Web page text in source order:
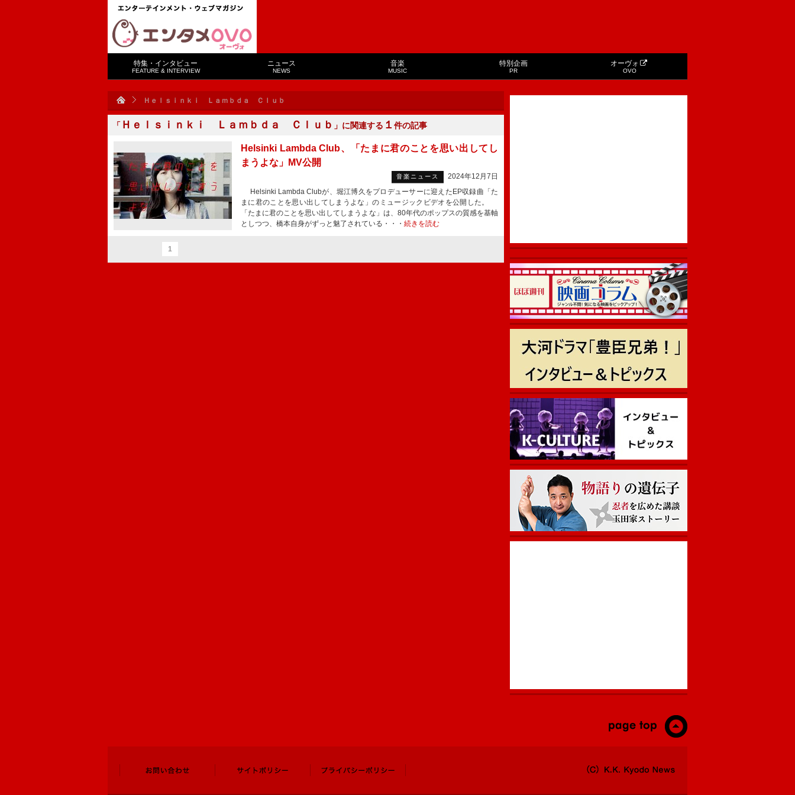
特集・インタビュー
FEATURE & INTERVIEW
ニュース
NEWS
音楽
MUSIC
特別企画
PR
オーヴォ
OVO
Ｈｅｌｓｉｎｋｉ Ｌａｍｂｄａ Ｃｌｕｂ
「 Ｈｅｌｓｉｎｋｉ Ｌａｍｂｄａ Ｃｌｕｂ 」に関連する １ 件の記事
Helsinki Lambda Club、「たまに君のことを思い出してし
まうよな」MV公開
音楽ニュース
2024年12月7日
Helsinki Lambda Clubが、堀江博久をプロデューサーに迎えたEP収録曲「た
まに君のことを思い出してしまうよな」のミュージックビデオを公開した。
「たまに君のことを思い出してしまうよな」は、80年代のポップスの質感を基軸
としつつ、橋本自身がずっと魅了されている・・・ 続きを読む
1